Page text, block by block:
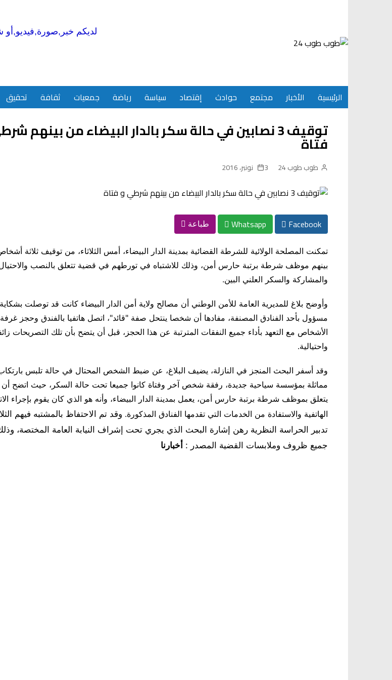
لديكم خبر,صورة,فيديو,أو
الرئيسية الأخبار مجتمع حوادث إقتصاد سياسة رياضة جمعيات ثقافة تحقيق
توقيف 3 نصابين في حالة سكر بالدار البيضاء من بينهم
فتاة
طوب طوب 24 3 نونبر، 2016
Facebook
Whatsapp طباعة
تمكنت المصلحة الولائية للشرطة القضائية بمدينة الدار البيضاء، أمس الثلاثاء، من توقيف ثلاثة
بينهم موظف شرطة برتبة حارس أمن، وذلك للاشتباه في تورطهم في قضية تتعلق بالنصب
والمشاركة والسكر العلني البين.
وأوضح بلاغ للمديرية العامة للأمن الوطني أن مصالح ولاية أمن الدار البيضاء كانت قد توصلت
مسؤول بأحد الفنادق المصنفة، مفادها أن شخصا ينتحل صفة "قائد"، اتصل هاتفيا بالفندق وحجز
الأشخاص مع التعهد بأداء جميع النفقات المترتبة عن هذا الحجز، قبل أن يتضح بأن تلك التصريحات
واحتيالية.
وقد أسفر البحث المنجز في النازلة، يضيف البلاغ، عن ضبط الشخص المحتال في حالة تلبس
مماثلة بمؤسسة سياحية جديدة، رفقة شخص آخر وفتاة كانوا جميعا تحت حالة السكر، حيث اتضح أن
يتعلق بموظف شرطة برتبة حارس أمن، يعمل بمدينة الدار البيضاء، وأنه هو الذي كان يقوم بإجراء
الهاتفية والاستفادة من الخدمات التي تقدمها الفنادق المذكورة. وقد تم الاحتفاظ بالمشتبه فيهم
تدبير الحراسة النظرية رهن إشارة البحث الذي يجري تحت إشراف النيابة العامة المختصة،
جميع ظروف وملابسات القضية المصدر : أخبارنا